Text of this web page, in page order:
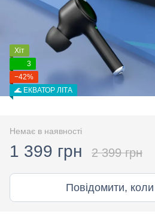
Хіт
3
−42%
🌊 ЕКВАТОР ЛІТА
Немає в наявності
1 399 грн 2 399 грн
Повідомити, коли